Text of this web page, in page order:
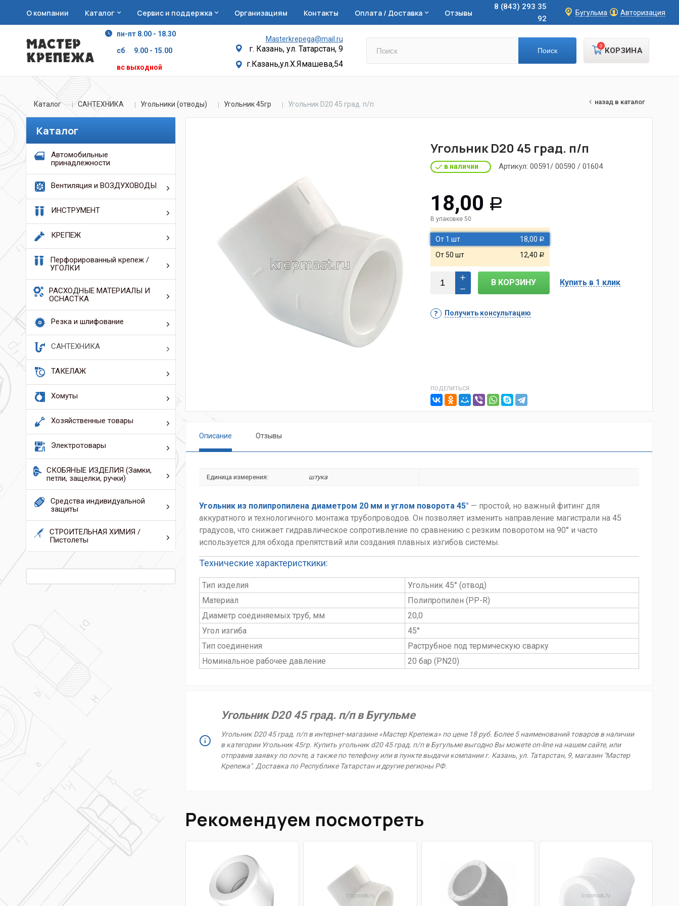
О компании Каталог Сервис и поддержка Организациям Контакты Оплата / Доставка Отзывы
8 (843) 293 35
92
Бугульма Авторизация
пн-пт 8.00 - 18.30
сб 9.00 - 15.00
вс выходной
Masterkrepega@mail.ru
г. Казань, ул. Татарстан, 9
г.Казань,ул.Х.Ямашева,54
КОРЗИНА
0
Каталог САНТЕХНИКА Угольники (отводы) Угольник 45гр Угольник D20 45 град. п/п назад в каталог
Каталог
Автомобильные
принадлежности
Вентиляция и ВОЗДУХОВОДЫ
ИНСТРУМЕНТ
КРЕПЕЖ
Перфорированный крепеж /
УГОЛКИ
РАСХОДНЫЕ МАТЕРИАЛЫ И
ОСНАСТКА
Резка и шлифование
САНТЕХНИКА
ТАКЕЛАЖ
Хомуты
Хозяйственные товары
Электротовары
СКОБЯНЫЕ ИЗДЕЛИЯ (Замки,
петли, защелки, ручки)
Средства индивидуальной
защиты
СТРОИТЕЛЬНАЯ ХИМИЯ /
Пистолеты
Угольник D20 45 град. п/п
в наличии Артикул: 00591/ 00590 / 01604
18,00 Р
В упаковке 50
От 1 шт 18,00 Р
От 50 шт 12,40 Р
В КОРЗИНУ Купить в 1 клик
ПОДЕЛИТЬСЯ:
Получить консультацию
Описание Отзывы
Единица измерения: штука
Угольник из полипропилена диаметром 20 мм и углом поворота 45° — простой, но важный фитинг для
аккуратного и технологичного монтажа трубопроводов. Он позволяет изменить направление магистрали на 45
градусов, что снижает гидравлическое сопротивление по сравнению с резким поворотом на 90° и часто
используется для обхода препятствий или создания плавных изгибов системы.
Технические характеристкики:
Тип изделия
Угольник 45° (отвод)
Материал
Полипропилен (PP-R)
Диаметр соединяемых труб, мм
20,0
Угол изгиба
45°
Тип соединения
Раструбное под термическую сварку
Номинальное рабочее давление
20 бар (PN20)
Угольник D20 45 град. п/п в Бугульме
Угольник D20 45 град. п/п в интернет-магазине «Мастер Крепежа» по цене 18 руб. Более 5 наименований товаров в наличии
в категории Угольник 45гр. Купить угольник d20 45 град. п/п в Бугульме выгодно Вы можете on-line на нашем сайте, или
отправив заявку по почте, а также по телефону или в пункте выдачи компании г. Казань, ул. Татарстан, 9, магазин "Мастер
Крепежа". Доставка по Республике Татарстан и другие регионы РФ.
Рекомендуем посмотреть